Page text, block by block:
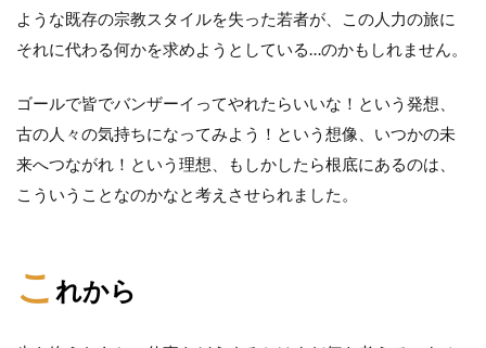
ような既存の宗教スタイルを失った若者が、この人力の旅に
それに代わる何かを求めようとしている…のかもしれません。
ゴールで皆でバンザーイってやれたらいいな！という発想、
古の人々の気持ちになってみよう！という想像、いつかの未
来へつながれ！という理想、もしかしたら根底にあるのは、
こういうことなのかなと考えさせられました。
こ れから